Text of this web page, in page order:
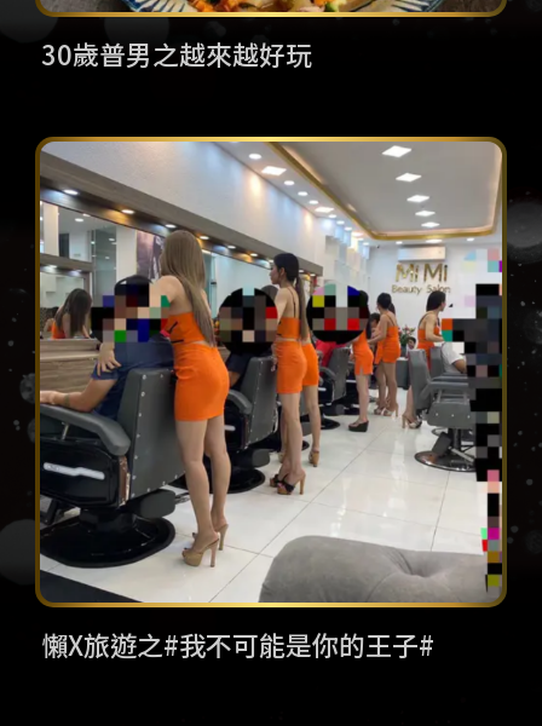
30歲普男之越來越好玩
懶X旅遊之#我不可能是你的王子#